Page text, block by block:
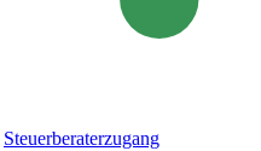
Steuerberaterzugang